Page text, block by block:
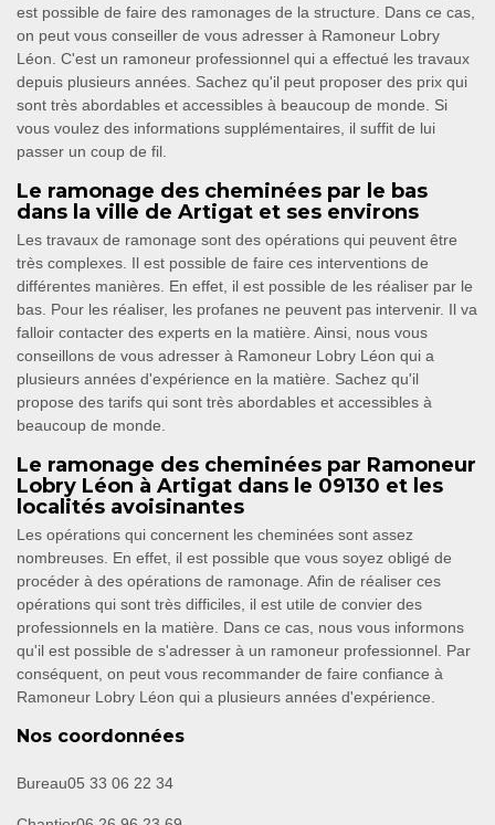
est possible de faire des ramonages de la structure. Dans ce cas,
on peut vous conseiller de vous adresser à Ramoneur Lobry
Léon. C'est un ramoneur professionnel qui a effectué les travaux
depuis plusieurs années. Sachez qu'il peut proposer des prix qui
sont très abordables et accessibles à beaucoup de monde. Si
vous voulez des informations supplémentaires, il suffit de lui
passer un coup de fil.
Le ramonage des cheminées par le bas
dans la ville de Artigat et ses environs
Les travaux de ramonage sont des opérations qui peuvent être
très complexes. Il est possible de faire ces interventions de
différentes manières. En effet, il est possible de les réaliser par le
bas. Pour les réaliser, les profanes ne peuvent pas intervenir. Il va
falloir contacter des experts en la matière. Ainsi, nous vous
conseillons de vous adresser à Ramoneur Lobry Léon qui a
plusieurs années d'expérience en la matière. Sachez qu'il
propose des tarifs qui sont très abordables et accessibles à
beaucoup de monde.
Le ramonage des cheminées par Ramoneur
Lobry Léon à Artigat dans le 09130 et les
localités avoisinantes
Les opérations qui concernent les cheminées sont assez
nombreuses. En effet, il est possible que vous soyez obligé de
procéder à des opérations de ramonage. Afin de réaliser ces
opérations qui sont très difficiles, il est utile de convier des
professionnels en la matière. Dans ce cas, nous vous informons
qu'il est possible de s'adresser à un ramoneur professionnel. Par
conséquent, on peut vous recommander de faire confiance à
Ramoneur Lobry Léon qui a plusieurs années d'expérience.
Nos coordonnées
Bureau05 33 06 22 34